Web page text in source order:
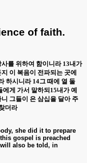
of faith.
를 위하여 함이니라13내가
이 복음이 전파되는 곳에
하시니라14그 때에 열 둘
게 가서 말하되 15내가 예
그들이 은 삼십을 달아 주
더라
she did it to prepare
gospel is preached
also be told, in